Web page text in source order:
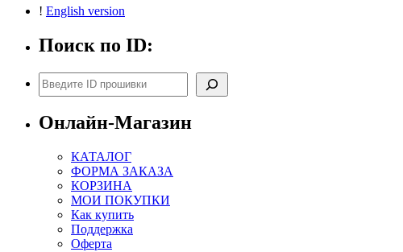
! English version
Поиск по ID:
Поиск
Онлайн-Магазин
КАТАЛОГ
ФОРМА ЗАКАЗА
КОРЗИНА
МОИ ПОКУПКИ
Как купить
Поддержка
Оферта